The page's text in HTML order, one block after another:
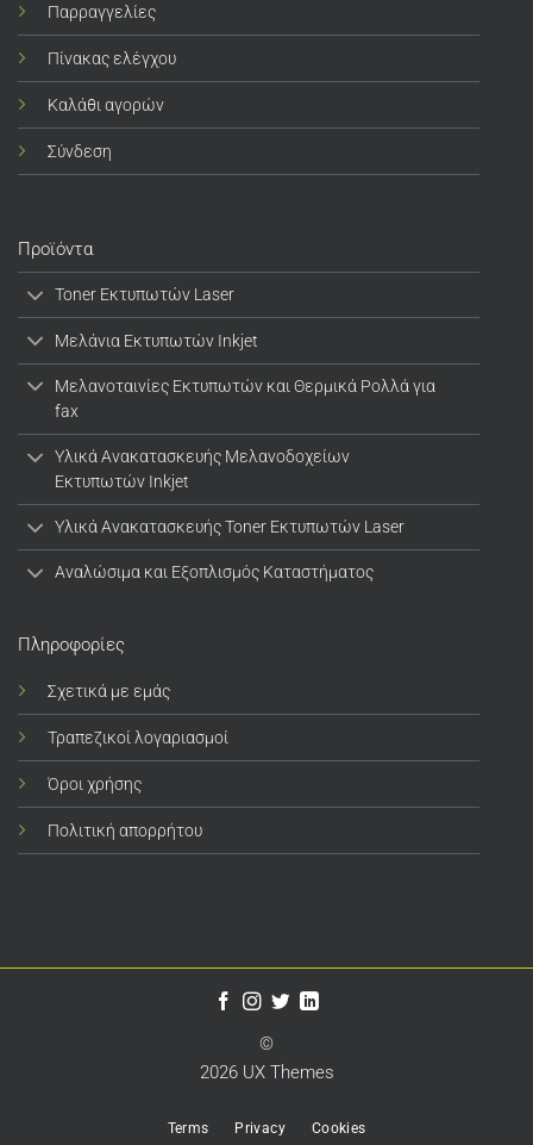
Παρραγγελίες
Πίνακας ελέγχου
Καλάθι αγορών
Σύνδεση
Προϊόντα
Toner Εκτυπωτών Laser
Μελάνια Εκτυπωτών Inkjet
Μελανοταινίες Εκτυπωτών και Θερμικά Ρολλά για
fax
Υλικά Ανακατασκευής Μελανοδοχείων
Εκτυπωτών Inkjet
Υλικά Ανακατασκευής Toner Εκτυπωτών Laser
Αναλώσιμα και Εξοπλισμός Καταστήματος
Πληροφορίες
Σχετικά με εμάς
Τραπεζικοί λογαριασμοί
Όροι χρήσης
Πολιτική απορρήτου
©
2026 UX Themes
Terms Privacy Cookies